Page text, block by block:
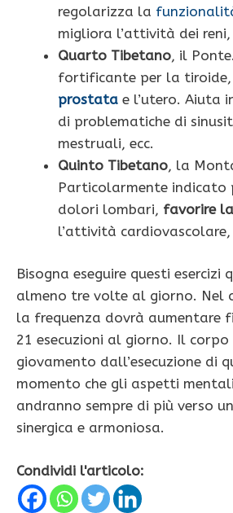
regolarizza la
migliora l’attività dei reni,
Quarto Tibetano, il
fortificante per la tiroide,
prostata e l’utero. Aiuta
di problematiche di
mestruali, ecc.
Quinto Tibetano, la
Particolarmente indicato
dolori lombari, favorire
l’attività cardiovascolare,
Bisogna eseguire questi esercizi
almeno tre volte al giorno. Nel
la frequenza dovrà aumentare
21 esecuzioni al giorno. Il
giovamento dall’esecuzione di
momento che gli aspetti
andranno sempre di più verso
sinergica e armoniosa.
Condividi l'articolo: